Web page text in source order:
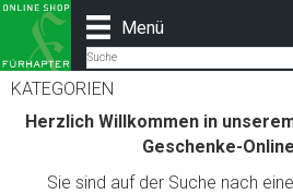
Menü
KATEGORIEN
Herzlich Willkommen in
Geschenke-
Sie sind auf der Suche nach